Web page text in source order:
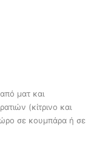
ματ και
(κίτρινο και
σε κουμπάρα ή σε